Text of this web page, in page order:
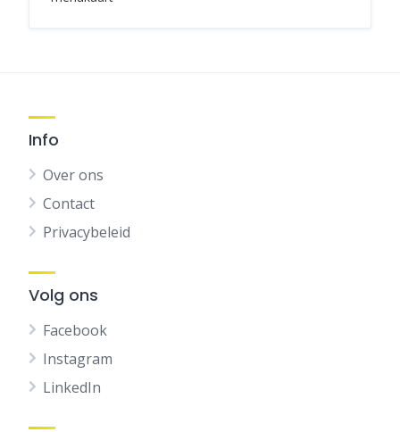
Info
Over ons
Contact
Privacybeleid
Volg ons
Facebook
Instagram
LinkedIn